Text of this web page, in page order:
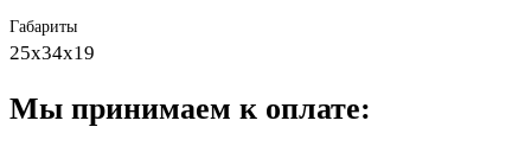
Габариты
25х34х19
Мы принимаем к оплате: